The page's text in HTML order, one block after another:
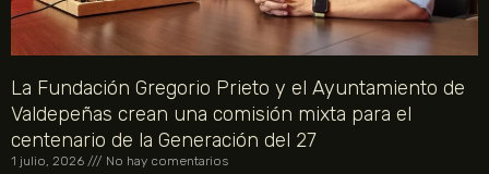
La Fundación Gregorio Prieto y el Ayuntamiento de
Valdepeñas crean una comisión mixta para el
centenario de la Generación del 27
1 julio, 2026 No hay comentarios